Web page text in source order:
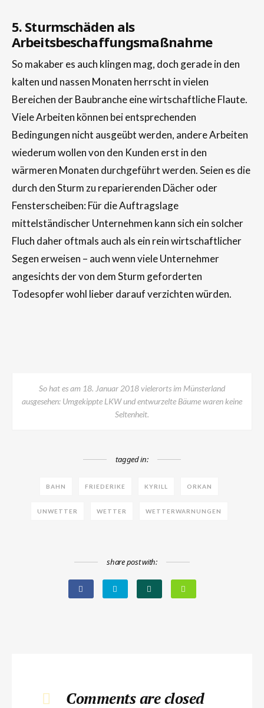
5. Sturmschäden als
Arbeitsbeschaffungsmaßnahme
So makaber es auch klingen mag, doch gerade in den
kalten und nassen Monaten herrscht in vielen
Bereichen der Baubranche eine wirtschaftliche Flaute.
Viele Arbeiten können bei entsprechenden
Bedingungen nicht ausgeübt werden, andere Arbeiten
wiederum wollen von den Kunden erst in den
wärmeren Monaten durchgeführt werden. Seien es die
durch den Sturm zu reparierenden Dächer oder
Fensterscheiben: Für die Auftragslage
mittelständischer Unternehmen kann sich ein solcher
Fluch daher oftmals auch als ein rein wirtschaftlicher
Segen erweisen – auch wenn viele Unternehmer
angesichts der von dem Sturm geforderten
Todesopfer wohl lieber darauf verzichten würden.
So hat es am 18. Januar 2018 vielerorts im Münsterland
ausgesehen: Umgekippte LKW und entwurzelte Bäume waren keine
Seltenheit.
tagged in:
BAHN FRIEDERIKE KYRILL ORKAN
UNWETTER WETTER WETTERWARNUNGEN
share post with:
Comments are closed